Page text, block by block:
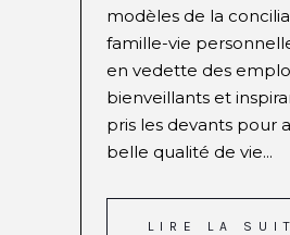
modèles de la
famille-vie
en vedette des
bienveillants et
pris les devants pour
belle qualité de vie...
LIRE LA